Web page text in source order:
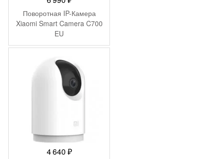
Поворотная IP-Камера
Xiaomi Smart Camera C700
EU
4 640 ₽